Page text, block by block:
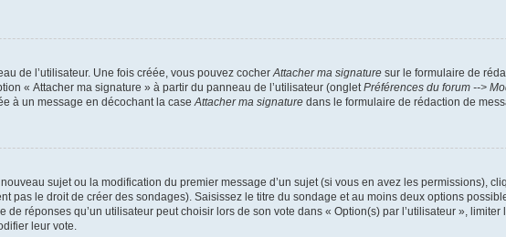
de l’utilisateur. Une fois créée, vous pouvez cocher Attacher ma signature sur le formulaire de
« Attacher ma signature » à partir du panneau de l’utilisateur (onglet Préférences du forum -->
à un message en décochant la case Attacher ma signature dans le formulaire de rédaction de
sujet ou la modification du premier message d’un sujet (si vous en avez les permissions),
pas le droit de créer des sondages). Saisissez le titre du sondage et au moins deux options
réponses qu’un utilisateur peut choisir lors de son vote dans « Option(s) par l’utilisateur »,
leur vote.